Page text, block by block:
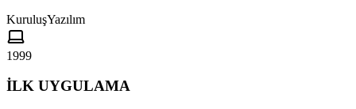
KuruluşYazılım
1999
İLK UYGULAMA